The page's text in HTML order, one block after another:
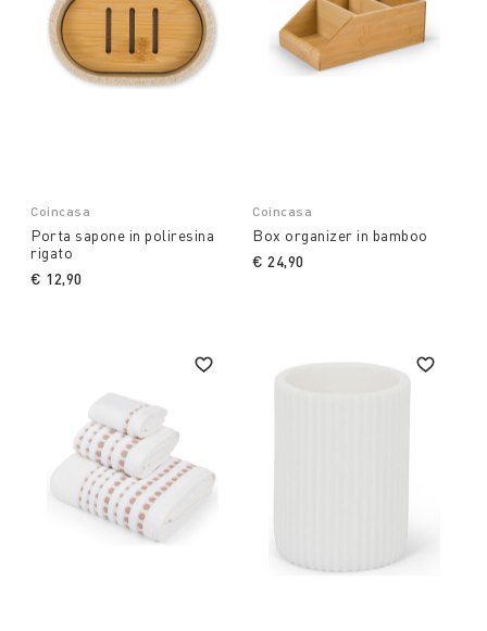
Coincasa
Porta sapone in poliresina
rigato
€ 12,90
Coincasa
Box organizer in bamboo
€ 24,90